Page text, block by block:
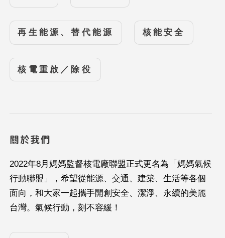
再生能源、替代能源 核能安全
核電重啟／除役
關於我們
2022年8月媽媽監督核電廠聯盟正式更名為「媽媽氣候
行動聯盟」，希望從能源、交通、建築、生活等各個
面向，和大家一起攜手開創安全、潔淨、永續的美麗
台灣。氣候行動，刻不容緩！